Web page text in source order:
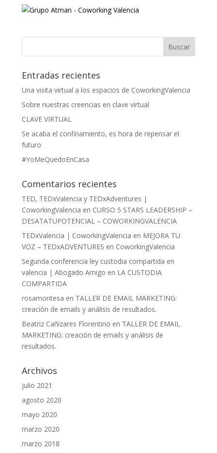
Entradas recientes
Una visita virtual a los espacios de CoworkingValencia
Sobre nuestras creencias en clave virtual
CLAVE VIRTUAL
Se acaba el confinamiento, es hora de repensar el
futuro
#YoMeQuedoEnCasa
Comentarios recientes
TED, TEDxValencia y TEDxAdventures |
CoworkingValencia en CURSO 5 STARS LEADERSHIP –
DESATATUPOTENCIAL – COWORKINGVALENCIA
TEDxValencia | CoworkingValencia en MEJORA TU
VOZ – TEDxADVENTURES en CoworkingValencia
Segunda conferencia ley custodia compartida en
valencia | Abogado Amigo en LA CUSTODIA
COMPARTIDA
rosamontesa en TALLER DE EMAIL MARKETING:
creación de emails y análisis de resultados.
Beatriz Cañizares Florentino en TALLER DE EMAIL
MARKETING: creación de emails y análisis de
resultados.
Archivos
julio 2021
agosto 2020
mayo 2020
marzo 2020
marzo 2018